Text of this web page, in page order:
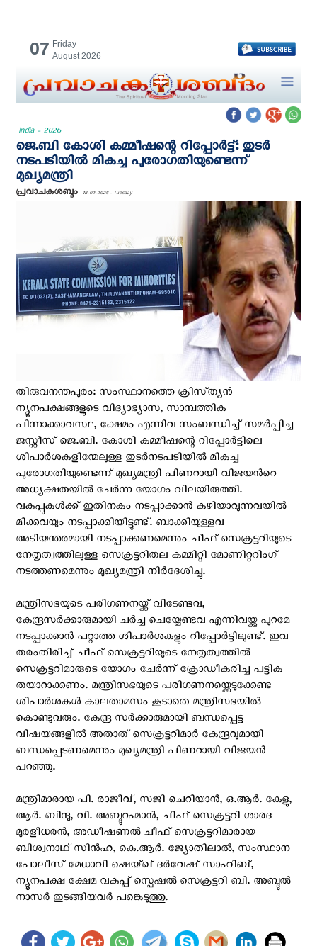
07 Friday
August 2026
India - 2026
ജെ.ബി കോശി കമ്മീഷന്റെ റിപ്പോർട്ട്: തുടർ
നടപടിയിൽ മികച്ച പുരോഗതിയുണ്ടെന്ന്
മുഖ്യമന്ത്രി
പ്രവാചകശബ്ദം 18-02-2025 - Tuesday
തിരുവനന്തപുരം: സംസ്ഥാനത്തെ ക്രിസ്‌ത്യൻ
ന്യൂനപക്ഷങ്ങളുടെ വിദ്യാഭ്യാസ, സാമ്പത്തിക
പിന്നാക്കാവസ്ഥ, ക്ഷേമം എന്നിവ സംബന്ധിച്ച് സമർപ്പിച്ച
ജസ്റ്റീസ് ജെ.ബി. കോശി കമ്മീഷന്റെ റിപ്പോർട്ടിലെ
ശിപാർശകളിന്മേലുള്ള തുടർനടപടിയിൽ മികച്ച
പുരോഗതിയുണ്ടെന്ന് മുഖ്യമന്ത്രി പിണറായി വിജയന്‍റെ
അധ്യക്ഷതയിൽ ചേർന്ന യോഗം വിലയിരുത്തി.
വകുപ്പുകൾക്ക് ഇതിനകം നടപ്പാക്കാൻ കഴിയാവുന്നവയിൽ
മിക്കവയും നടപ്പാക്കിയിട്ടുണ്ട്. ബാക്കിയുള്ളവ
അടിയന്തരമായി നടപ്പാക്കണമെന്നും ചീഫ് സെക്രട്ടറിയുടെ
നേതൃത്വത്തിലുള്ള സെക്രട്ടറിതല കമ്മിറ്റി മോണിറ്ററിംഗ്
നടത്തണമെന്നും മുഖ്യമന്ത്രി നിർദേശിച്ചു.
മന്ത്രിസഭയുടെ പരിഗണനയ്ക്ക് വിടേണ്ടവ,
കേന്ദ്രസർക്കാരുമായി ചർച്ച ചെയ്യേണ്ടവ എന്നിവയ്ക്കു പുറമേ
നടപ്പാക്കാൻ പറ്റാത്ത ശിപാർശകളും റിപ്പോർട്ടിലുണ്ട്. ഇവ
തരംതിരിച്ച് ചീഫ് സെക്രട്ടറിയുടെ നേതൃത്വത്തിൽ
സെക്രട്ടറിമാരുടെ യോഗം ചേർന്ന് ക്രോഡീകരിച്ച പട്ടിക
തയാറാക്കണം. മന്ത്രിസഭയുടെ പരിഗണനയ്ക്കെടുക്കേണ്ട
ശിപാർശകൾ കാലതാമസം കൂടാതെ മന്ത്രിസഭയിൽ
കൊണ്ടുവരും. കേന്ദ്ര സർക്കാരുമായി ബന്ധപ്പെട്ട
വിഷയങ്ങളിൽ അതാത് സെക്രട്ടറിമാർ കേന്ദ്രവുമായി
ബന്ധപ്പെടണമെന്നും മുഖ്യമന്ത്രി പിണറായി വിജയൻ
പറഞ്ഞു.
മന്ത്രിമാരായ പി. രാജീവ്, സജി ചെറിയാൻ, ഒ.ആർ. കേളു,
ആർ. ബിന്ദു, വി. അബ്ദുറഹ്മാൻ, ചീഫ് സെക്രട്ടറി ശാരദ
മുരളീധരൻ, അഡീഷണൽ ചീഫ് സെക്രട്ടറിമാരായ
ബിശ്വനാഥ് സിൻഹ, കെ.ആർ. ജ്യോതിലാൽ, സംസ്ഥാന
പോലീസ് മേധാവി ഷെയ്ഖ് ദർവേഷ് സാഹിബ്,
ന്യൂനപക്ഷ ക്ഷേമ വകുപ്പ് സ്പെഷൽ സെക്രട്ടറി ബി. അബ്ദുൽ
നാസർ തുടങ്ങിയവർ പങ്കെടുത്തു.